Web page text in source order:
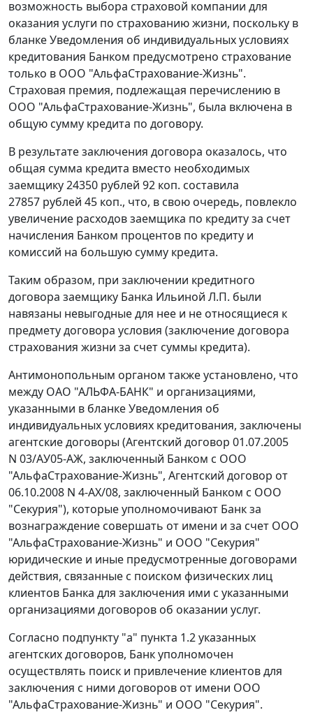
возможность выбора страховой компании для
оказания услуги по страхованию жизни, поскольку в
бланке Уведомления об индивидуальных условиях
кредитования Банком предусмотрено страхование
только в ООО "АльфаСтрахование-Жизнь".
Страховая премия, подлежащая перечислению в
ООО "АльфаСтрахование-Жизнь", была включена в
общую сумму кредита по договору.
В результате заключения договора оказалось, что
общая сумма кредита вместо необходимых
заемщику 24350 рублей 92 коп. составила
27857 рублей 45 коп., что, в свою очередь, повлекло
увеличение расходов заемщика по кредиту за счет
начисления Банком процентов по кредиту и
комиссий на большую сумму кредита.
Таким образом, при заключении кредитного
договора заемщику Банка Ильиной Л.П. были
навязаны невыгодные для нее и не относящиеся к
предмету договора условия (заключение договора
страхования жизни за счет суммы кредита).
Антимонопольным органом также установлено, что
между ОАО "АЛЬФА-БАНК" и организациями,
указанными в бланке Уведомления об
индивидуальных условиях кредитования, заключены
агентские договоры (Агентский договор 01.07.2005
N 03/АУ05-АЖ, заключенный Банком с ООО
"АльфаСтрахование-Жизнь", Агентский договор от
06.10.2008 N 4-АХ/08, заключенный Банком с ООО
"Секурия"), которые уполномочивают Банк за
вознаграждение совершать от имени и за счет ООО
"АльфаСтрахование-Жизнь" и ООО "Секурия"
юридические и иные предусмотренные договорами
действия, связанные с поиском физических лиц
клиентов Банка для заключения ими с указанными
организациями договоров об оказании услуг.
Согласно подпункту "а" пункта 1.2 указанных
агентских договоров, Банк уполномочен
осуществлять поиск и привлечение клиентов для
заключения с ними договоров от имени ООО
"АльфаСтрахование-Жизнь" и ООО "Секурия".